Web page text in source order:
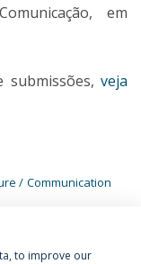
em
veja
Communication
to improve our